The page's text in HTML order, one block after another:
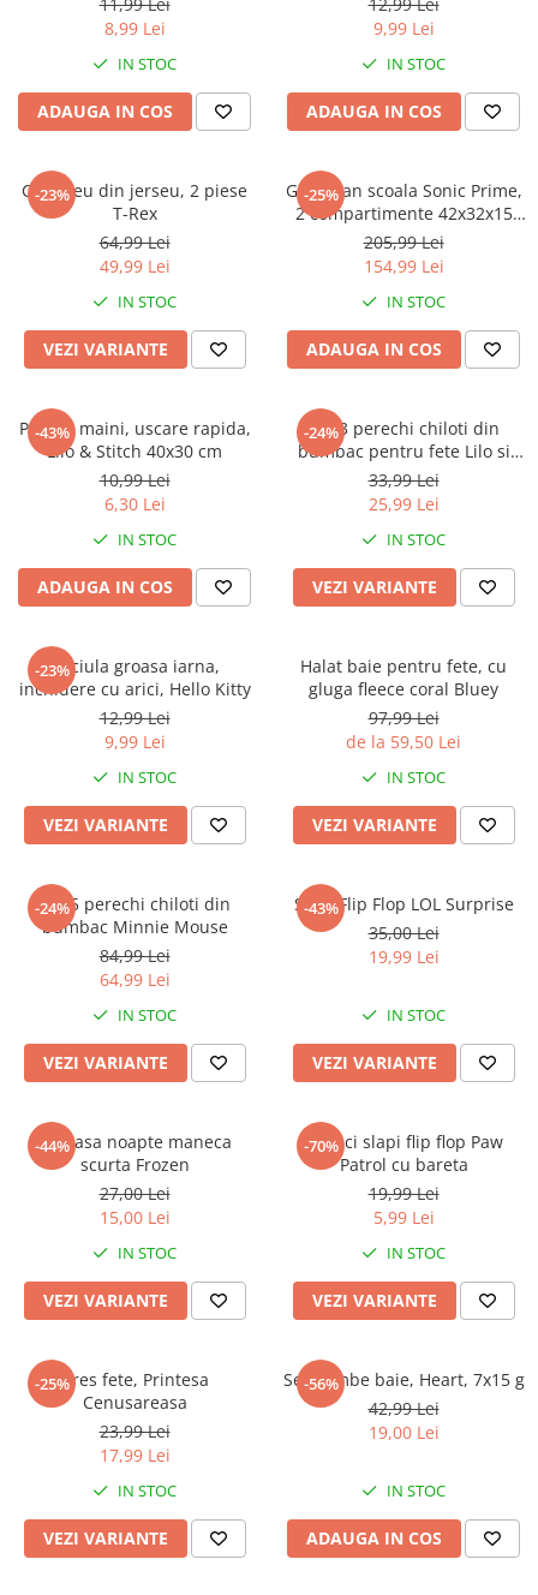
Wonder Woman
The Grinch
FLAMINGO
Incaltaminte fete
Pantofi fete
Pantofi sport fete
Sandale fete
8,99 Lei
IN STOC
ADAUGA IN COS
9,99 Lei
IN STOC
ADAUGA IN COS
-23%
Compleu din jerseu, 2 piese
T-Rex
64,99 Lei
49,99 Lei
IN STOC
VEZI VARIANTE
-25%
Ghiozdan scoala Sonic Prime,
2 compartimente 42x32x15
cm
205,99 Lei
154,99 Lei
IN STOC
ADAUGA IN COS
-43%
Prosop maini, uscare rapida,
Lilo & Stitch 40x30 cm
10,99 Lei
6,30 Lei
IN STOC
ADAUGA IN COS
-24%
Set 3 perechi chiloti din
bumbac pentru fete Lilo si
Stitch
33,99 Lei
25,99 Lei
IN STOC
VEZI VARIANTE
-23%Caciula groasa iarna,
inchidere cu arici, Hello Kitty
12,99 Lei
9,99 Lei
IN STOC
VEZI VARIANTE
Halat baie pentru fete, cu
gluga fleece coral Bluey
97,99 Lei
de la 59,50 Lei
IN STOC
VEZI VARIANTE
-24%
Set 5 perechi chiloti din
bumbac Minnie Mouse
84,99 Lei
64,99 Lei
IN STOC
VEZI VARIANTE
-43%
Slapi Flip Flop LOL Surprise
35,00 Lei
19,99 Lei
IN STOC
VEZI VARIANTE
-44%
Camasa noapte maneca
scurta Frozen
27,00 Lei
15,00 Lei
IN STOC
VEZI VARIANTE
-70%
Papuci slapi flip flop Paw
Patrol cu bareta
19,99 Lei
5,99 Lei
IN STOC
VEZI VARIANTE
-25%Dres fete, Printesa
Cenusareasa
23,99 Lei
17,99 Lei
IN STOC
VEZI VARIANTE
-56%
Set bombe baie, Heart, 7x15 g
42,99 Lei
19,00 Lei
IN STOC
ADAUGA IN COS